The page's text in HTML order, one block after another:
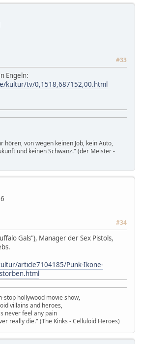
#33
Engeln:
kultur/tv/0,1518,687152,00.html
hören, von wegen keinen Job, kein Auto,
und keinen Schwanz." (der Meister -
#34
Gals"), Manager der Sex Pistols,
article7104185/Punk-Ikone-
stop hollywood movie show,
villains and heroes,
never feel any pain
really die." (The Kinks - Celluloid Heroes)